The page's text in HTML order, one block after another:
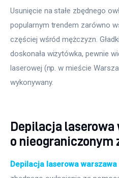
Usunięcie na stałe zbędnego
popularnym trendem zarówno
częściej wśród mężczyzn.
doskonała wizytówka, pewnie
laserowej (np. w mieście
wykonywany.
Depilacja
o nieograniczonym
Depilacja laserowa warszawa